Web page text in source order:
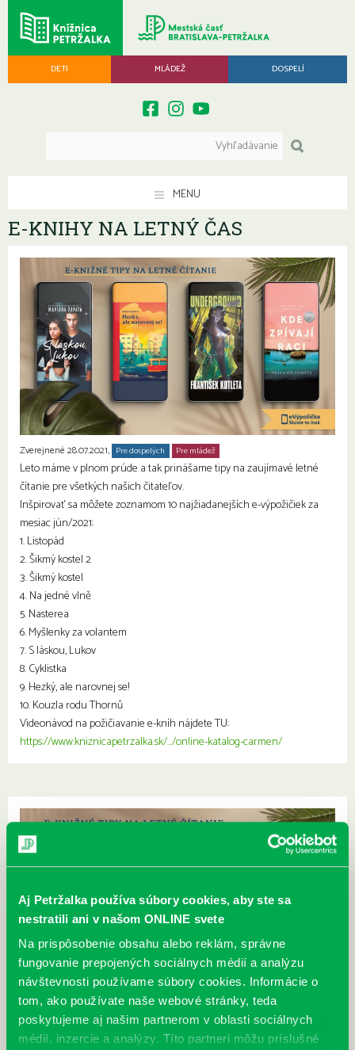
Aj Petržalka používa súbory cookies, aby ste sa
nestratili ani v našom ONLINE svete
Na prispôsobenie obsahu alebo reklám, správne
fungovanie prepojených sociálnych médií a analýzu
návštevnosti používame súbory cookies. Informácie o
tom, ako používate naše webové stránky, teda
poskytujeme aj našim partnerom v oblasti sociálnych
médií, inzercie a analýzy. Títo partneri môžu príslušné
DETI MLÁDEŽ DOSPELÍ
MENU
E-KNIHY NA LETNÝ ČAS
Zverejnené 28.07.2021, Pre dospelých Pre mládež
Leto máme v plnom prúde a tak prinášame tipy na zaujímavé letné
čítanie pre všetkých našich čitateľov.
Inšpirovať sa môžete zoznamom 10 najžiadanejších e-výpožičiek za
mesiac jún/2021:
1. Listopád
2. Šikmý kostel 2
3. Šikmý kostel
4. Na jedné vlně
5. Nasterea
6. Myšlenky za volantem
7. S láskou, Lukov
8. Cyklistka
9. Hezký, ale narovnej se!
10. Kouzla rodu Thornů
Videonávod na požičiavanie e-kníh nájdete TU:
https://www.kniznicapetrzalka.sk/…/online-katalog-carmen/